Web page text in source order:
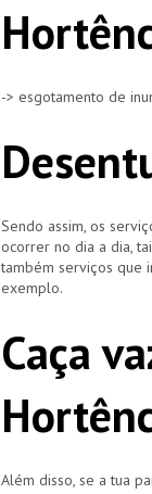
-> esgotamento de
Sendo assim, os
ocorrer no dia a dia,
também serviços que
exemplo.
Caça
Além disso, se a tua